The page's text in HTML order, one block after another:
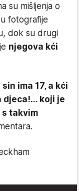
su mišljenja o
fotografije
dok su drugi
njegova kći
ima 17, a kći
djeca!... koji je
takvim